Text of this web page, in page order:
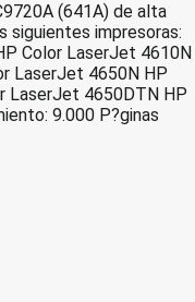
(641A) de alta
siguientes impresoras:
Color LaserJet 4610N
LaserJet 4650N HP
LaserJet 4650DTN HP
9.000 P?ginas